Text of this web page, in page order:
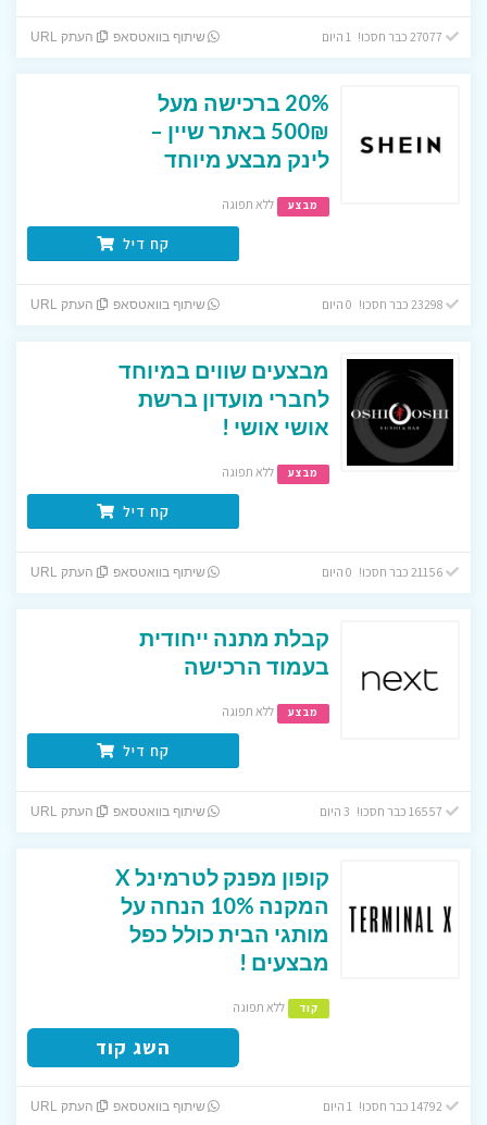
שיתוף בוואטסאפ העתק URL
20% ברכישה מעל
500₪ באתר שיין –
לינק מבצע מיוחד
מבצע ללא תפוגה
קח דיל
23298 כבר חסכו! 0 היום שיתוף בוואטסאפ העתק URL
מבצעים שווים במיוחד
לחברי מועדון ברשת
אושי אושי !
מבצע ללא תפוגה
קח דיל
21156 כבר חסכו! 0 היום שיתוף בוואטסאפ העתק URL
קבלת מתנה ייחודית
בעמוד הרכישה
מבצע ללא תפוגה
קח דיל
שיתוף בוואטסאפ העתק URL
קופון מפנק לטרמינל X
המקנה 10% הנחה על
מותגי הבית כולל כפל
מבצעים !
קוד ללא תפוגה
השג קוד
שיתוף בוואטסאפ העתק URL